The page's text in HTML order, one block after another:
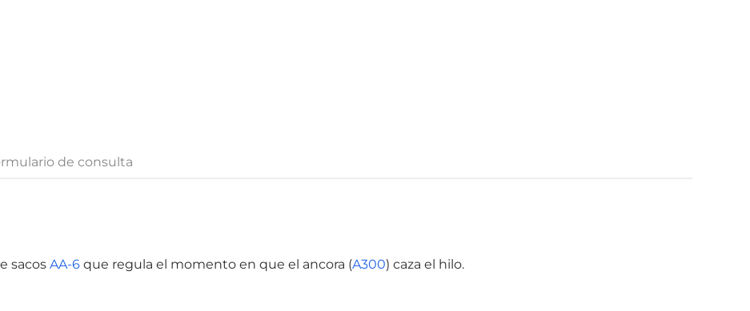
de consulta
sacos AA-6 que regula el momento en que el ancora (A300) caza el hilo.